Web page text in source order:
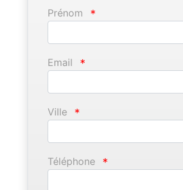
Prénom *
Email *
Ville *
Téléphone *